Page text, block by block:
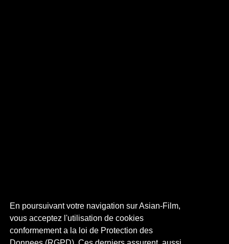
En poursuivant votre navigation sur Asian-Film,
vous acceptez l'utilisation de cookies
conformement a la loi de Protection des